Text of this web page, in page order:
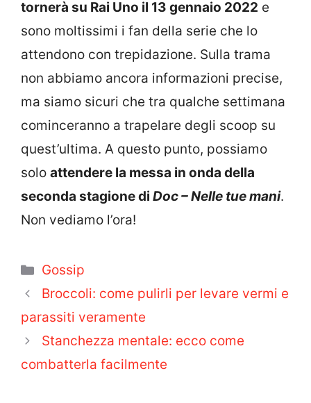
tornerà su Rai Uno il 13 gennaio 2022 e
sono moltissimi i fan della serie che lo
attendono con trepidazione. Sulla trama
non abbiamo ancora informazioni precise,
ma siamo sicuri che tra qualche settimana
cominceranno a trapelare degli scoop su
quest’ultima. A questo punto, possiamo
solo attendere la messa in onda della
seconda stagione di Doc – Nelle tue mani.
Non vediamo l’ora!
Categorie
Gossip
Broccoli: come pulirli per levare vermi e
parassiti veramente
Stanchezza mentale: ecco come
combatterla facilmente